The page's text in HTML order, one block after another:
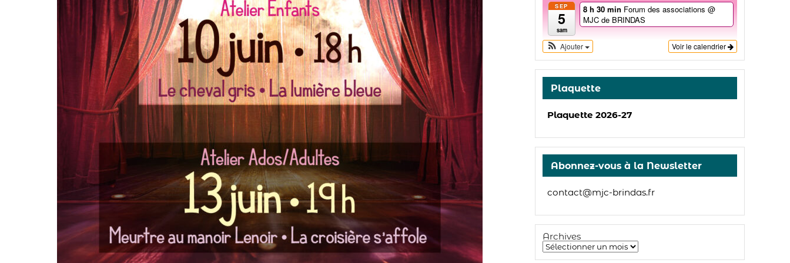
SEP
5
sam
8 h 30 min Forum des associations @
MJC de BRINDAS
Voir le calendrier
Ajouter
Plaquette
Plaquette 2026-27
Abonnez-vous à la Newsletter
contact@mjc-brindas.fr
Archives